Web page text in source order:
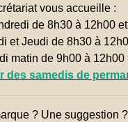
vous accueille :
de 8h30 à 12h00
et Jeudi de 8h30 à
matin de 9h00 à 12h00
des samedis de
? Une suggestion ?